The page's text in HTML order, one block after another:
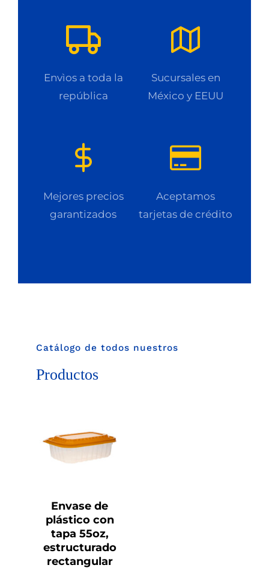
Envìos a toda la
república
Sucursales en
México y EEUU
Mejores precios
garantizados
Aceptamos
tarjetas de crédito
Catálogo de todos nuestros
Productos
DETALLES
Envase de
plástico con
tapa 55oz,
estructurado
rectangular